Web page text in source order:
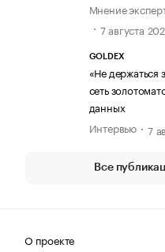
Мнение
7 августа
GOLDEX
«Не держаться
сеть
данных
Интервью
7
Все
О проекте